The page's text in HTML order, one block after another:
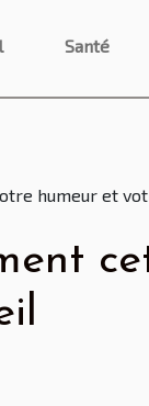
Santé
humeur et